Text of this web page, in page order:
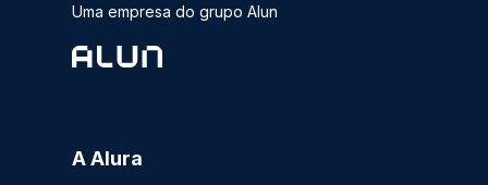
Uma empresa do grupo Alun
A Alura